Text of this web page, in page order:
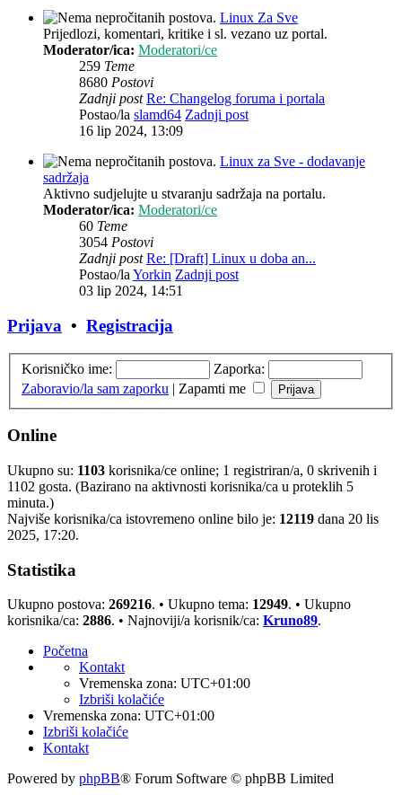
Linux Za Sve
Prijedlozi, komentari, kritike i sl. vezano uz portal.
Moderator/ica: Moderatori/ce
259 Teme
8680 Postovi
Zadnji post Re: Changelog foruma i portala
Postao/la slamd64 Zadnji post
16 lip 2024, 13:09
Linux za Sve - dodavanje
sadržaja
Aktivno sudjelujte u stvaranju sadržaja na portalu.
Moderator/ica: Moderatori/ce
60 Teme
3054 Postovi
Zadnji post Re: [Draft] Linux u doba an...
Postao/laYorkin Zadnji post
03 lip 2024, 14:51
Prijava • Registracija
Korisničko ime:
Zaporka:
Zaboravio/la sam zaporku | Zapamti me
Online
Ukupno su: 1103 korisnika/ce online; 1 registriran/a, 0 skrivenih i
1102 gosta. (Bazirano na aktivnosti korisnika/ca u proteklih 5
minuta.)
Najviše korisnika/ca istovremeno online bilo je: 12119 dana 20 lis
2025, 17:20.
Statistika
Ukupno postova: 269216. • Ukupno tema: 12949. • Ukupno
korisnika/ca: 2886. • Najnoviji/a korisnik/ca: Kruno89.
Početna
Kontakt
Vremenska zona: UTC+01:00
Izbriši kolačiće
Vremenska zona: UTC+01:00
Izbriši kolačiće
Kontakt
Powered by phpBB® Forum Software © phpBB Limited